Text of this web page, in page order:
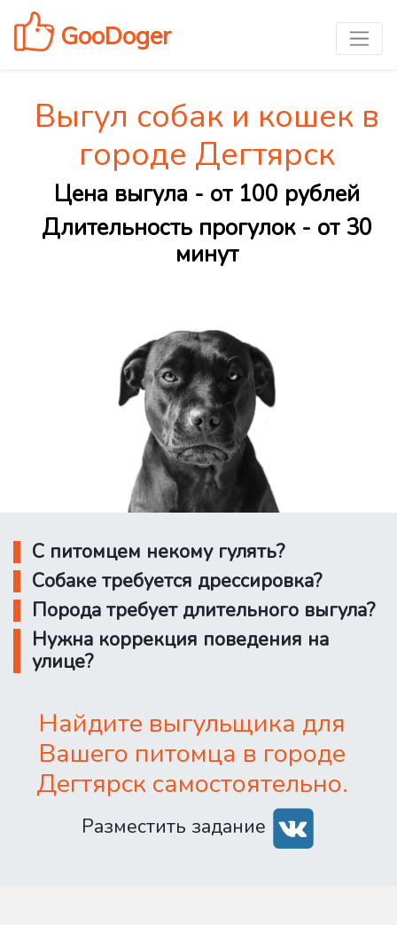
GooDoger
Выгул собак и кошек в
городе Дегтярск
Цена выгула - от 100 рублей
Длительность прогулок - от 30
минут
С питомцем некому гулять?
Собаке требуется дрессировка?
Порода требует длительного выгула?
Нужна коррекция поведения на
улице?
Найдите выгульщика для
Вашего питомца в городе
Дегтярск самостоятельно.
Разместить задание